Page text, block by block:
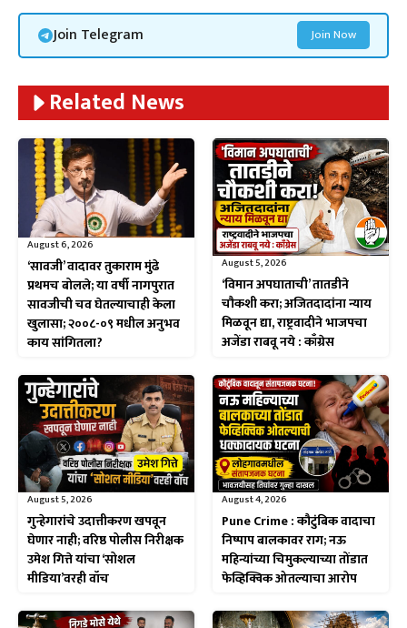
Join Telegram Join Now
Related News
August 6, 2026
‘सावजी’ वादावर तुकाराम मुंढे
प्रथमच बोलले; या वर्षी नागपुरात
सावजीची चव घेतल्याचाही केला
खुलासा; २००८-०९ मधील अनुभव
काय सांगितला?
August 5, 2026
‘विमान अपघाताची’ तातडीने
चौकशी करा; अजितदादांना न्याय
मिळवून द्या, राष्ट्रवादीने भाजपचा
अजेंडा राबवू नये : काँग्रेस
August 5, 2026
गुन्हेगारांचे उदात्तीकरण खपवून
घेणार नाही; वरिष्ठ पोलीस निरीक्षक
उमेश गित्ते यांचा ‘सोशल
मीडिया’वरही वॉच
August 4, 2026
Pune Crime : कौटुंबिक वादाचा
निष्पाप बालकावर राग; नऊ
महिन्यांच्या चिमुकल्याच्या तोंडात
फेव्हिक्विक ओतल्याचा आरोप